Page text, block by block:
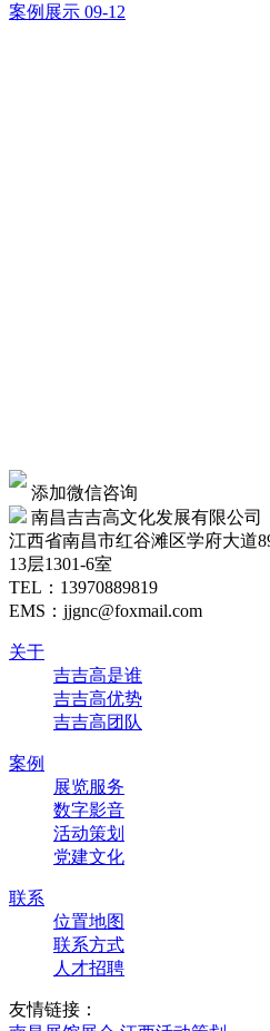
案例展示 09-12
添加微信咨询
南昌吉吉高文化发展有限公司
江西省南昌市红谷滩区学府大道
13层1301-6室
TEL： 13970889819
EMS：jjgnc@foxmail.com
关于
吉吉高是谁
吉吉高优势
吉吉高团队
案例
展览服务
数字影音
活动策划
党建文化
联系
位置地图
联系方式
人才招聘
友情链接：